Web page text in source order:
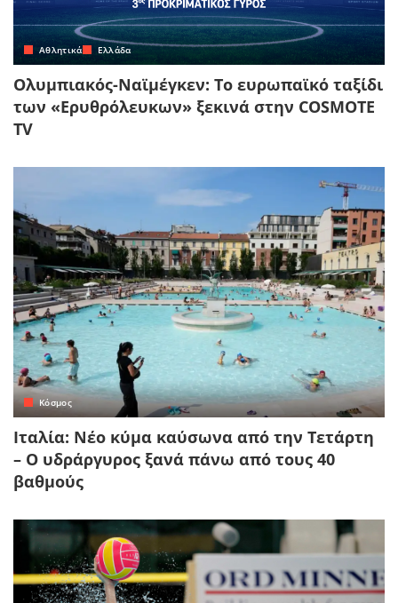
Αθλητικά Ελλάδα
Ολυμπιακός-Ναϊμέγκεν: Το ευρωπαϊκό ταξίδι
των «Ερυθρόλευκων» ξεκινά στην COSMOTE
TV
Κόσμος
Ιταλία: Νέο κύμα καύσωνα από την Τετάρτη
– Ο υδράργυρος ξανά πάνω από τους 40
βαθμούς